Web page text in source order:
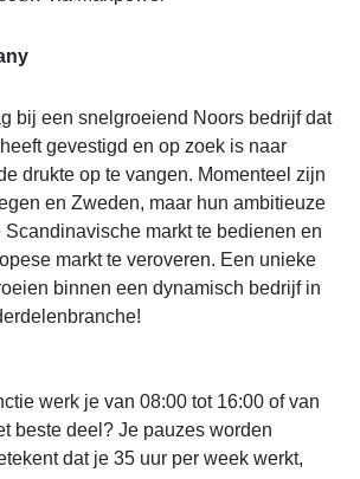
bij een snelgroeiend Noors bedrijf dat
gevestigd en op zoek is naar
drukte op te vangen. Momenteel zijn
en Zweden, maar hun ambitieuze
markt te bedienen en
markt te veroveren. Een unieke
binnen een dynamisch bedrijf in
werk je van 08:00 tot 16:00 of van
beste deel? Je pauzes worden
dat je 35 uur per week werkt,